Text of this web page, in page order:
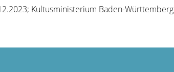
Kultusministerium Baden-Württemberg